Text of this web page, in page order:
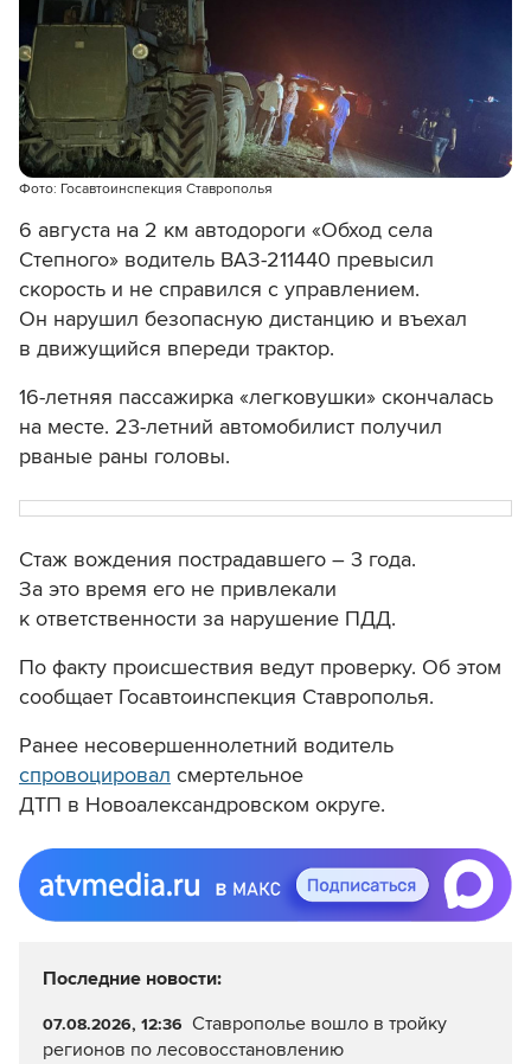
Фото: Госавтоинспекция Ставрополья
6 августа на 2 км автодороги «Обход села
Степного» водитель ВАЗ-211440 превысил
скорость и не справился с управлением.
Он нарушил безопасную дистанцию и въехал
в движущийся впереди трактор.
16-летняя пассажирка «легковушки» скончалась
на месте. 23-летний автомобилист получил
рваные раны головы.
Стаж вождения пострадавшего – 3 года.
За это время его не привлекали
к ответственности за нарушение ПДД.
По факту происшествия ведут проверку. Об этом
сообщает Госавтоинспекция Ставрополья.
Ранее несовершеннолетний водитель
спровоцировал смертельное
ДТП в Новоалександровском округе.
Последние новости:
07.08.2026, 12:36 Ставрополье вошло в тройку
регионов по лесовосстановлению